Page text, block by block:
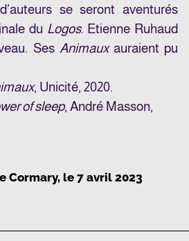
se seront aventurés
du Logos. Etienne Ruhaud
Ses Animaux auraient pu
, Unicité, 2020.
of sleep, André Masson,
Cormary, le 7 avril 2023